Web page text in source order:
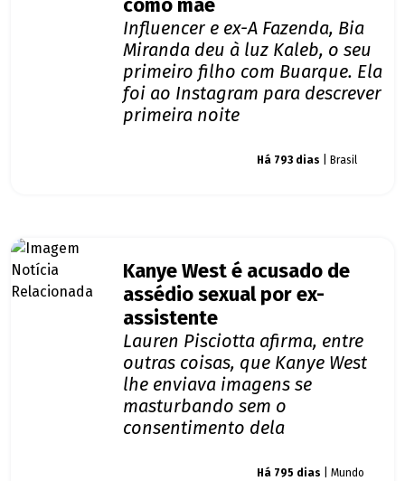
como mãe
Influencer e ex-A Fazenda, Bia
Miranda deu à luz Kaleb, o seu
primeiro filho com Buarque. Ela
foi ao Instagram para descrever
primeira noite
Há 793 dias | Brasil
Kanye West é acusado de
assédio sexual por ex-
assistente
Lauren Pisciotta afirma, entre
outras coisas, que Kanye West
lhe enviava imagens se
masturbando sem o
consentimento dela
Há 795 dias | Mundo